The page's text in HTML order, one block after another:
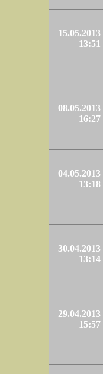
15.05.2013
13:51
08.05.2013
16:27
04.05.2013
13:18
30.04.2013
13:14
29.04.2013
15:57